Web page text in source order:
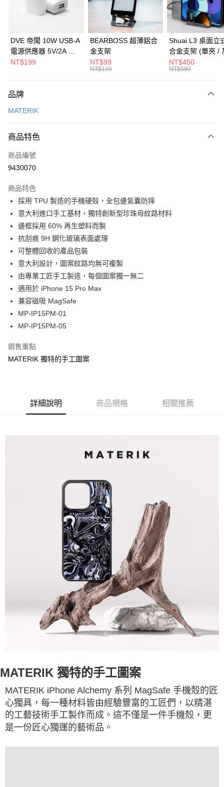
華南商業銀行
彰化商業銀行
上海商業儲蓄銀行
台北富邦商業銀行
兆豐國際商業銀行
臺灣中小企業銀行
台中商業銀行
匯豐（台灣）商業銀行
華泰商業銀行
聯邦商業銀行
元大商業銀行
台灣樂天信用卡公司
合作金庫商業銀行
第一商業銀行
彰化商業銀行
台北富邦商業銀行
國泰世華商業銀行
兆豐國際商業銀行
臺灣中小企業銀行
匯豐（台灣）商業銀行
玉山商業銀行
台灣樂天信用卡公司
街口支付
悠遊付
相關說明
1.本服務由台灣大哥大提供，台灣大哥大用戶可立即使用無須另外申請。
2.付款方式選擇「大哥付你分期」，訂單成立後會自動跳轉到大哥付的交易
3.實際核准額度、可分期數及費用金額請依後續交易確認頁面所載為準。
4.訂單成立30分鐘內，如未前往確認交易或遇審核未通過，訂單將自動取
消。如遇「轉專審核」未通過狀況，表示未達大哥付你分期系統評分，恕無
法說明評估內容。
【繳款方式說明】
1.分期款項不併入電信帳單，「大哥付你分期」於每月結算日後寄送繳費提
2.透過簡訊連結打開帳單後，可選擇「超商條碼／台灣大直營門市／銀行轉
帳／街口支付／iPASS MONEY」等通路繳費。
【注意事項】
1.本服務係由「台灣大哥大股份有限公司」（以下簡稱本公司）所提供，讓
用戶於交易時，得透過本服務購買商品或服務，並由商店將買賣／分期付款
2.基於同意付款使用「大哥付你分期」之契約關係目的，商店將以您的個人
資料（包含姓名、電話或地址）提供予台灣大哥大進項蒐集、處理及利用，
3.完整用戶服務條款，請詳閱以下連結：
ATM付款
貨到付款
運送方式
7-11取貨(快速到店)
每筆NT$100，滿NT$1,000(含以上)免運費
每筆NT$80，滿NT$490(含以上)免運費
離島郵局
每筆NT$100，滿NT$1,500(含以上)免運費
免運費
每筆NT$80，滿NT$1,000(含以上)免運費
DVE 帝聞 10W USB-A
電源供應器 5V/2A 充
電頭 (適用閱讀器、小
NT$199
BEARBOSS 超薄鋁合
金支架
NT$99
NT$199
Shuai L3 桌面立
合金支架 (單夾 /
NT$450
NT$580
品牌
MATERIK
商品特色
商品編號
9430070
商品特色
採用 TPU 製造的手機硬殼，全包邊氣囊防摔
意大利進口手工基材，獨特創新型珍珠母紋路材料
邊框採用 60% 再生塑料而製
抗刮痕 9H 鋼化玻璃表面處理
可整體回收的產品包裝
意大利設計，圖案紋路均無可複製
由專業工匠手工製造，每個圖案獨一無二
適用於 iPhone 15 Pro Max
兼容磁吸 MagSafe
MP-IP15PM-01
MP-IP15PM-05
銷售重點
MATERIK 獨特的手工圖案
詳細說明 商品規格 相關推薦
MATERIK 獨特的手工圖案
MATERIK iPhone Alchemy 系列 MagSafe 手機殼的匠
心獨具，每一種材料皆由經驗豐富的工匠們，以精湛
的工藝技術手工製作而成。這不僅是一件手機殼，更
是一份匠心獨運的藝術品。